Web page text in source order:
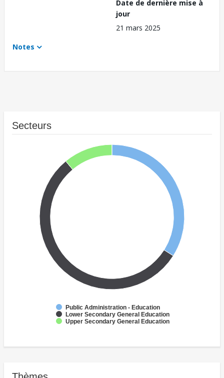
Date de dernière mise à
jour
21 mars 2025
Notes
Secteurs
Public Administration - Education
Lower Secondary General Education
Upper Secondary General Education